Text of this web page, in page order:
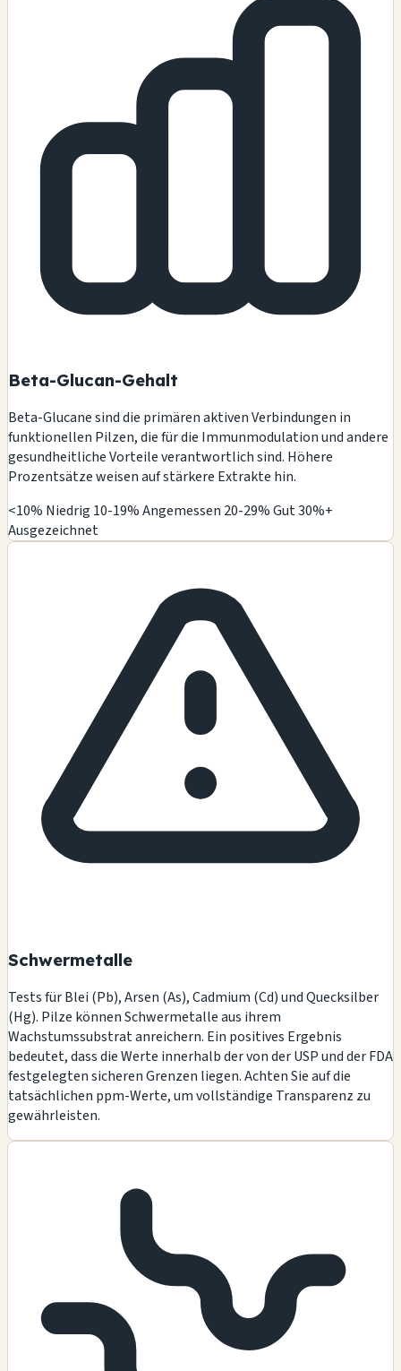
Beta-Glucan-Gehalt
Beta-Glucane sind die primären aktiven Verbindungen in
funktionellen Pilzen, die für die Immunmodulation und andere
gesundheitliche Vorteile verantwortlich sind. Höhere
Prozentsätze weisen auf stärkere Extrakte hin.
<10% Niedrig 10-19% Angemessen 20-29% Gut30%+
Ausgezeichnet
Schwermetalle
Tests für Blei (Pb), Arsen (As), Cadmium (Cd) und Quecksilber
(Hg). Pilze können Schwermetalle aus ihrem
Wachstumssubstrat anreichern. Ein positives Ergebnis
bedeutet, dass die Werte innerhalb der von der USP und der FDA
festgelegten sicheren Grenzen liegen. Achten Sie auf die
tatsächlichen ppm-Werte, um vollständige Transparenz zu
gewährleisten.